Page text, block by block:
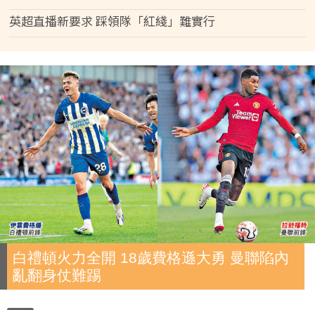
英超直播新要求 踩領隊「紅綫」難實行
白禮頓火力全開 18歲費格遜大勇 曼聯陷內
亂翻身仗難踢